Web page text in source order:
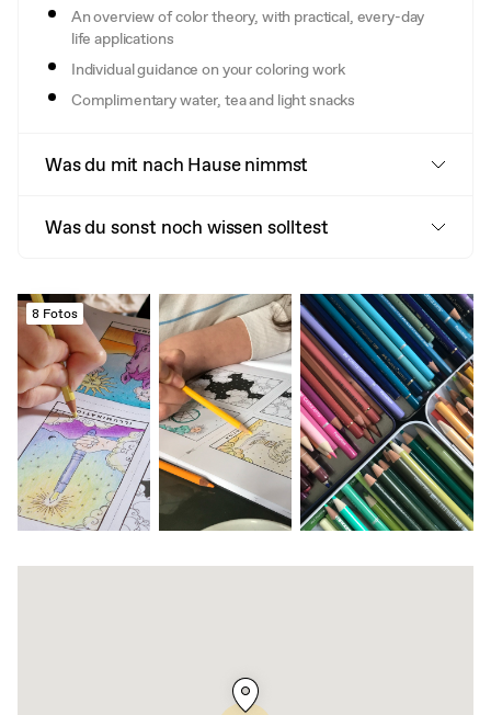
An overview of color theory, with practical, every-day
life applications
Individual guidance on your coloring work
Complimentary water, tea and light snacks
Was du mit nach Hause nimmst
Was du sonst noch wissen solltest
8 Fotos